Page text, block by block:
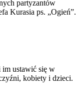
partyzantów
Kurasia ps. „Ogień”.
im ustawić się w
kobiety i dzieci.